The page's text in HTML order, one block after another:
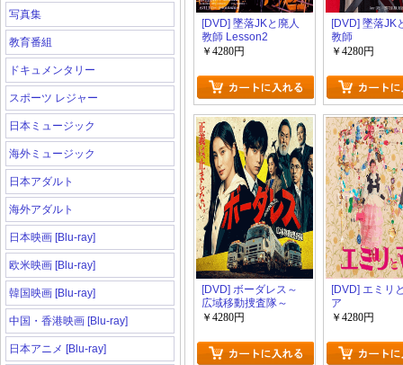
写真集
教育番組
ドキュメンタリー
スポーツ レジャー
日本ミュージック
海外ミュージック
日本アダルト
海外アダルト
日本映画 [Blu-ray]
欧米映画 [Blu-ray]
韓国映画 [Blu-ray]
中国・香港映画 [Blu-ray]
日本アニメ [Blu-ray]
[DVD] 墜落JKと廃人
教師 Lesson2
￥4280円
[DVD] 墜落JK
教師
￥4280円
[DVD] ボーダレス～
広域移動捜査隊～
￥4280円
[DVD] エミリ
ア
￥4280円